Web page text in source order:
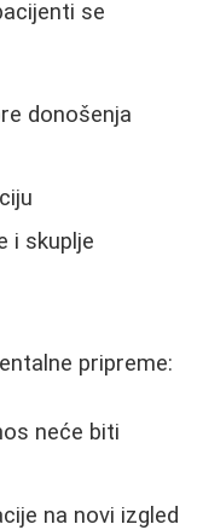
se
donošenja
i skuplje
pripreme:
neće biti
na novi izgled